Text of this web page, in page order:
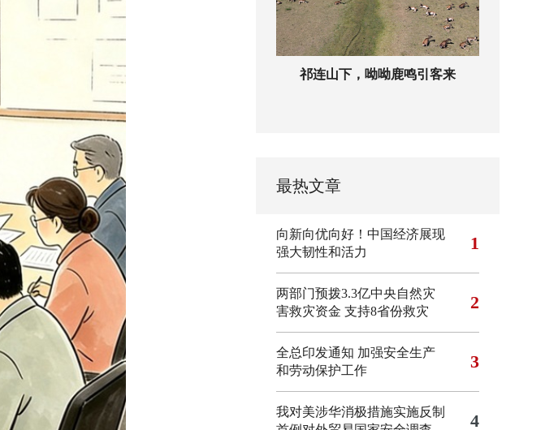
祁连山下，呦呦鹿鸣引客来
最热文章
向新向优向好！中国经济展现
强大韧性和活力
1
两部门预拨3.3亿中央自然灾
害救灾资金 支持8省份救灾
2
全总印发通知 加强安全生产
和劳动保护工作
3
我对美涉华消极措施实施反制
4